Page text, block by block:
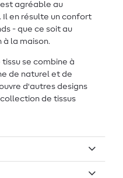
agréable au
en résulte un confort
- que ce soit au
à la maison.
se combine à
de naturel et de
d'autres designs
de tissus